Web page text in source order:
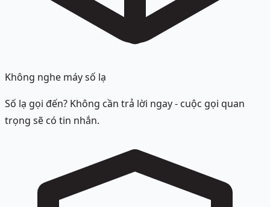
Không nghe máy số lạ
Số lạ gọi đến? Không cần trả lời ngay - cuộc gọi quan
trọng sẽ có tin nhắn.